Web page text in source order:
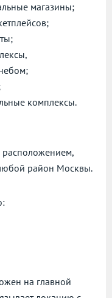
магазины;
комплексы.
расположением,
район Москвы.
на главной